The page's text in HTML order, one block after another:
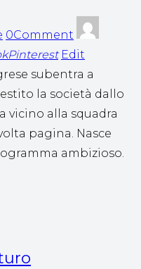
0Comment
Pinterest Edit
subentra a
la società dallo
vicino alla squadra
pagina. Nasce
ambizioso.